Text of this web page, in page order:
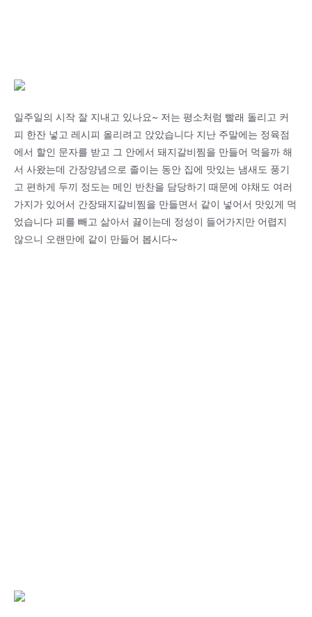
일주일의 시작 잘 지내고 있나요~ 저는 평소처럼 빨래 돌리고 커
피 한잔 넣고 레시피 올리려고 앉았습니다 지난 주말에는 정육점
에서 할인 문자를 받고 그 안에서 돼지갈비찜을 만들어 먹을까 해
서 사왔는데 간장양념으로 졸이는 동안 집에 맛있는 냄새도 풍기
고 편하게 두끼 정도는 메인 반찬을 담당하기 때문에 야채도 여러
가지가 있어서 간장돼지갈비찜을 만들면서 같이 넣어서 맛있게 먹
었습니다 피를 빼고 삶아서 끓이는데 정성이 들어가지만 어렵지
않으니 오랜만에 같이 만들어 봅시다~